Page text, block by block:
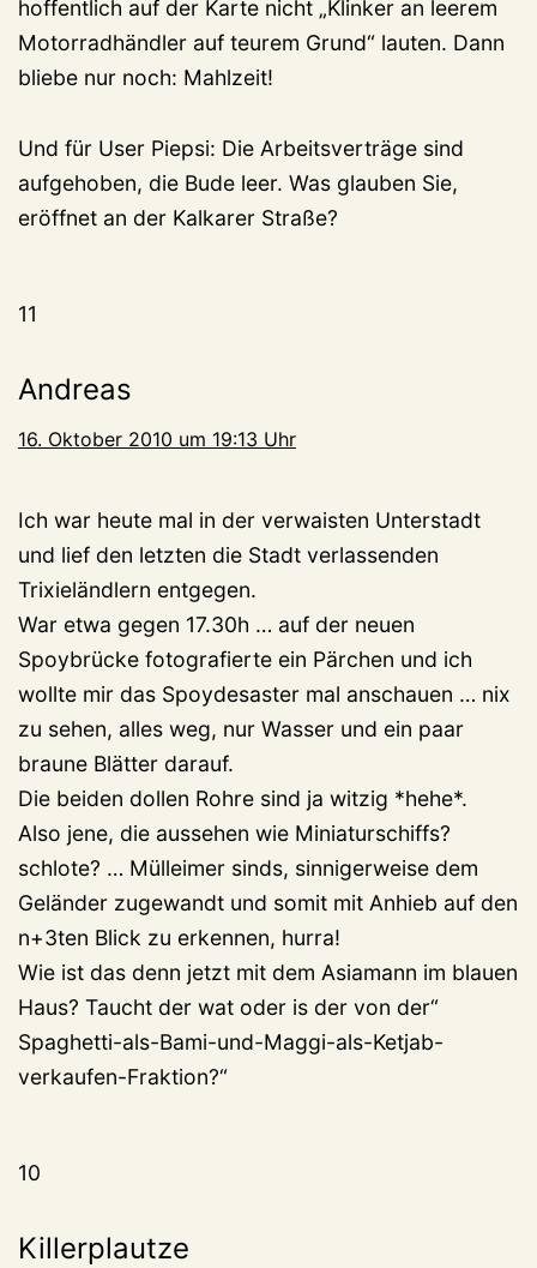
hoffentlich auf der Karte nicht „Klinker an leerem
Motorradhändler auf teurem Grund“ lauten. Dann
bliebe nur noch: Mahlzeit!
Und für User Piepsi: Die Arbeitsverträge sind
aufgehoben, die Bude leer. Was glauben Sie,
eröffnet an der Kalkarer Straße?
11
Andreas
16. Oktober 2010 um 19:13 Uhr
Ich war heute mal in der verwaisten Unterstadt
und lief den letzten die Stadt verlassenden
Trixieländlern entgegen.
War etwa gegen 17.30h … auf der neuen
Spoybrücke fotografierte ein Pärchen und ich
wollte mir das Spoydesaster mal anschauen … nix
zu sehen, alles weg, nur Wasser und ein paar
braune Blätter darauf.
Die beiden dollen Rohre sind ja witzig *hehe*.
Also jene, die aussehen wie Miniaturschiffs?
schlote? … Mülleimer sinds, sinnigerweise dem
Geländer zugewandt und somit mit Anhieb auf den
n+3ten Blick zu erkennen, hurra!
Wie ist das denn jetzt mit dem Asiamann im blauen
Haus? Taucht der wat oder is der von der“
Spaghetti-als-Bami-und-Maggi-als-Ketjab-
verkaufen-Fraktion?“
10
Killerplautze